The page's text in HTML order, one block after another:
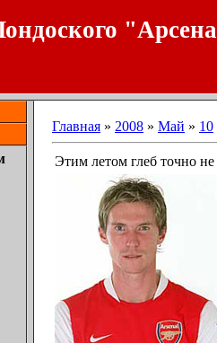
Главная » 2008 » Май » 10
Этим летом глеб точно не